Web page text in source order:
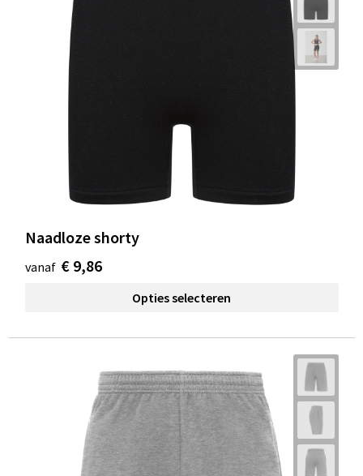
Naadloze shorty
vanaf € 9,86
Opties selecteren